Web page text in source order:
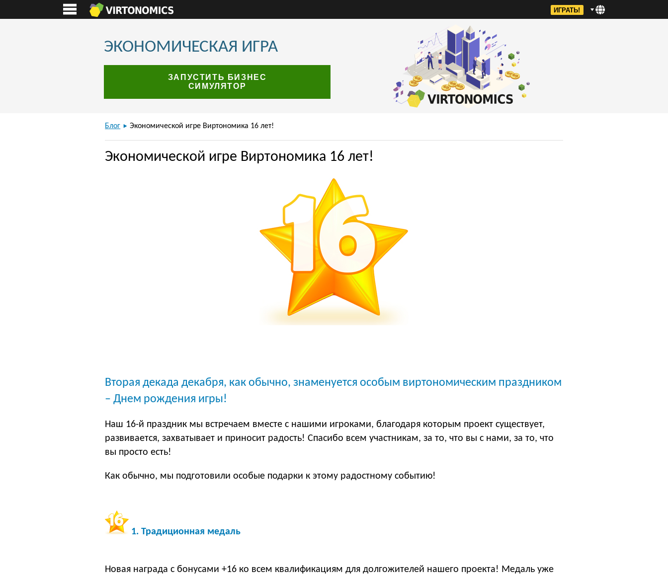
ИГРАТЬ!
ЭКОНОМИЧЕСКАЯ ИГРА
ЗАПУСТИТЬ БИЗНЕС
СИМУЛЯТОР
Блог Экономической игре Виртономика 16 лет!
Экономической игре Виртономика 16 лет!
Вторая декада декабря, как обычно, знаменуется особым виртономическим праздником
– Днем рождения игры!
Наш 16-й праздник мы встречаем вместе с нашими игроками, благодаря которым проект существует,
развивается, захватывает и приносит радость! Спасибо всем участникам, за то, что вы с нами, за то, что
вы просто есть!
Как обычно, мы подготовили особые подарки к этому радостному событию!
1. Традиционная медаль
Новая награда с бонусами +16 ко всем квалификациям для долгожителей нашего проекта! Медаль уже